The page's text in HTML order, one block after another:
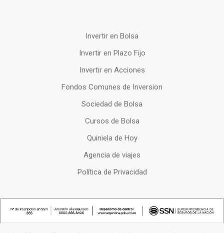
Invertir en Bolsa
Invertir en Plazo Fijo
Invertir en Acciones
Fondos Comunes de Inversion
Sociedad de Bolsa
Cursos de Bolsa
Quiniela de Hoy
Agencia de viajes
Política de Privacidad